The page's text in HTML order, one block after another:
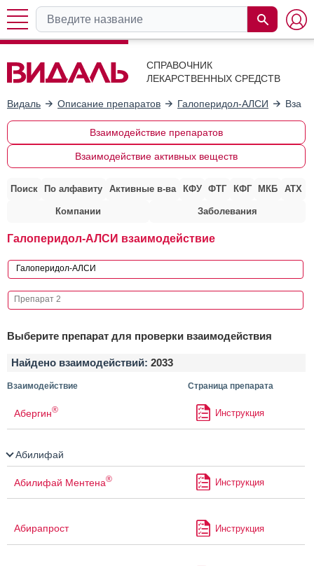
СПРАВОЧНИК
ЛЕКАРСТВЕННЫХ СРЕДСТВ
Видаль Описание препаратов Галоперидол-АЛСИ
Взаимодействие препаратов
Взаимодействие активных веществ
Поиск По алфавиту Активные в-ва КФУ ФТГ КФГ МКБ АТХ
Компании Заболевания
Галоперидол-АЛСИ взаимодействие
Выберите препарат для проверки взаимодействия
Найдено взаимодействий: 2033
Взаимодействие Страница препарата
Абергин® Инструкция
Абилифай
Абилифай Ментена® Инструкция
Абирапрост Инструкция